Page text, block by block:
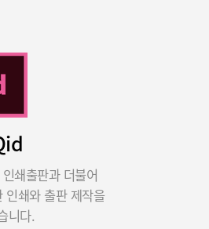
쇄출판과 더불어
인쇄와 출판 제작을
니다.